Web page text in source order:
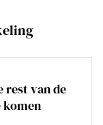
rest van de
komen